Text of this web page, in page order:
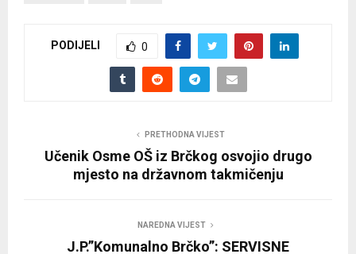
PODIJELI 0
PRETHODNA VIJEST
Učenik Osme OŠ iz Brčkog osvojio drugo
mjesto na državnom takmičenju
NAREDNA VIJEST
J.P.”Komunalno Brčko”: SERVISNE